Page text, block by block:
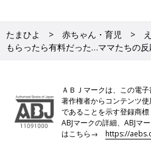
たまひよ 赤ちゃん・育児
もらったら有料だった…ママたちの反
ＡＢＪマークは、この電
著作権者からコンテンツ
であることを示す登録商
ABJマークの詳細、ABJマ
はこちら→https://